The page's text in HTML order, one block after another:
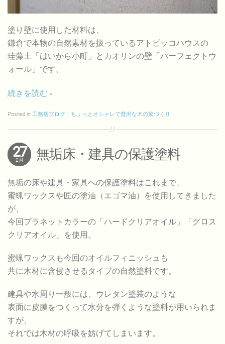
塗り壁に使用した材料は、
鎌倉で本物の自然素材を扱っているアトピッコハウスの
珪藻土「はいから小町」とカオリンの壁「パーフェクトウ
ォール」です。
続きを読む
Posted in 工務店ブログ！ちょっとオシャレで贅沢な木の家づくり
27
2月 無垢床・建具の保護塗料
無垢の床や建具・家具への保護塗料はこれまで、
蜜蝋ワックスや匠の塗油（エゴマ油）を使用してきました
が、
今回プラネットカラーの「ハードクリアオイル」「グロス
クリアオイル」を使用。
蜜蝋ワックスも今回のオイルフィニッシュも
共に木材に含侵させるタイプの自然塗料です。
建具や水周り一般には、ウレタン塗装のような
表面に皮膜をつくって水分を弾くような塗料が用いられま
すが、
それでは木材の呼吸を妨げてしまいます。